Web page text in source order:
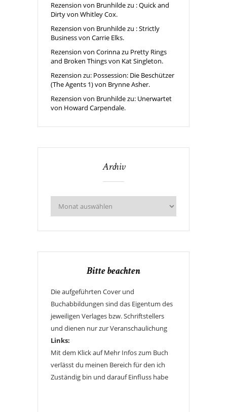
Rezension von Brunhilde zu : Quick and
Dirty von Whitley Cox.
Rezension von Brunhilde zu : Strictly
Business von Carrie Elks.
Rezension von Corinna zu Pretty Rings
and Broken Things von Kat Singleton.
Rezension zu: Possession: Die Beschützer
(The Agents 1) von Brynne Asher.
Rezension von Brunhilde zu: Unerwartet
von Howard Carpendale.
Archiv
Bitte beachten
Die aufgeführten Cover und
Buchabbildungen sind das Eigentum des
jeweiligen Verlages bzw. Schriftstellers
und dienen nur zur Veranschaulichung
Links:
Mit dem Klick auf Mehr Infos zum Buch
verlässt du meinen Bereich für den ich
Zuständig bin und darauf Einfluss habe